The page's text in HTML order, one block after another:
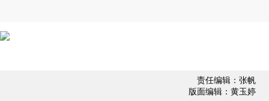
责任编辑：张帆
版面编辑：黄玉婷